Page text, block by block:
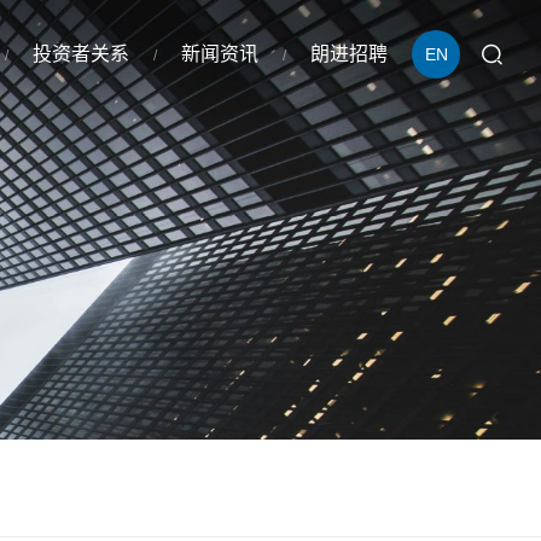
EN
投资者关系 新闻资讯 朗进招聘